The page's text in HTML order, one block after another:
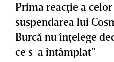
Prima reacţie a
suspendarea lui
Burcă nu înţelege
ce s-a întâmplat”